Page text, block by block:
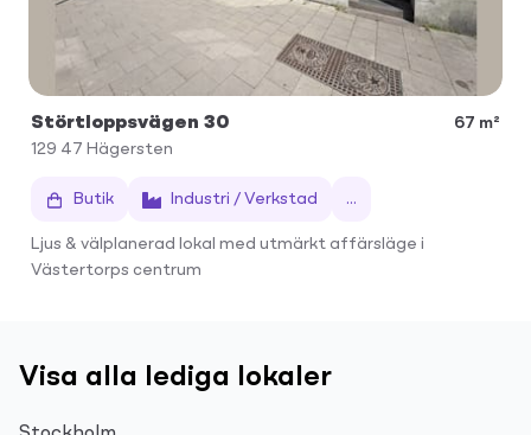
Störtloppsvägen 30
67 m²
129 47 Hägersten
Butik Industri / Verkstad ...
Ljus & välplanerad lokal med utmärkt affärsläge i
Västertorps centrum
Visa alla lediga lokaler